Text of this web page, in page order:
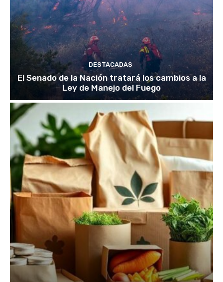
DESTACADAS
El Senado de la Nación tratará los cambios a la
Ley de Manejo del Fuego